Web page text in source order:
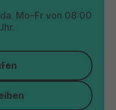
Mo–Fr von 08:00